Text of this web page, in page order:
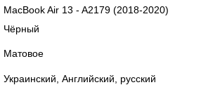
MacBook Air 13 - A2179 (2018-2020)
Чёрный
Матовое
Украинский, Английский, русский